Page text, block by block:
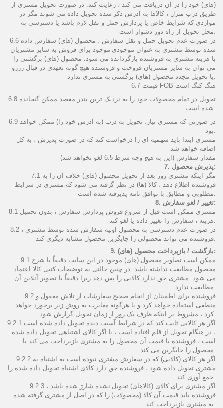
(های) خود را در آن دریافت می کند ، رعایت کند. در صورت تحویل مشتری از
طریق درب منزل ، کالاها به آدرس ذکر شده تحویل داده می شوند مگر در
مواردی که شرایط خاص یا پردازش حمل و نقل لازم باشد یا دسترسی به
محل تحویل از راه دور دشوار است.
6.6 در صورت عدم تحویل حمل و نقل سفارش ، محصول (های) سفارش داده
شده توسط مشتری به عنوان موجودی موجود برای فروش به سایر مشتریان
با هزینه مشتری به فروشنده بازگردانده می شود. محصول (های) برگشتی را
می توان به سایر مشتریان فروخت و فروشنده هیچ گونه تعهدی در قبال رزرو
یا تحویل مجدد محصول (های) برگشتی به مشتری ندارد.
6.7 قیمت FOB هنگ کنگ است
6.8
تحویل در تمام محصولات خود را به نزدیک ترین بندر مقصد ممکن گنجانده
شدهاست.
6.9
در صورتی که مشتری نیاز، تحویل به درب (به آدرس خود را) ممکن خواهد
بود.
مشتری ابتدا باید سهمیه ای را درخواست کند که در صورت پذیرش ، به کل
اضافه خواهد شد
مقدار سفارش (این به هیچ وجه شرط 6.5 لغو نخواهد شد)
7. پذیرش محصول:
7.1 مگر اینکه مشتری روز بعد از تحویل محصول (های) خلاف آن را به
فروشنده اطلاع دهد ، کالا (ها) در نظر گرفته می شود که مشتری در شرایط
مطلوبی و مطابق با توافق نامه پذیرفته شده است.
8. تغییر / لغو سفارش:
8.1 مشتری ممکن است قبل از شروع فروش پردازش سفارش ، بدون تحمیل
هزینه ، سفارش را تغییر داده یا لغو کند.
8.2 در صورت عدم دسترسی به محصول اولیه سفارش شده توسط مشتری ،
فروشنده می تواند محصولی را جایگزین محصول مشابه دیگری کند.
9. بازگشت / بازپرداخت محصول (های):
9.1 ممکن است تصاویر محصول (های) موجود در این سایت دقیقاً با شرح
محصول مطابقت نداشته باشد. در چنین حالتی به توضیحات کتبی کالا اعتماد
می شود. مشتری حق ندارد کالایی را پس دهد زیرا دقیقاً با تصویر آنلاین آن
9.2 فروشنده برای اطمینان از انجام صحیح سفارشات از تلاش معقول و
منطقی استفاده خواهد کرد و با هرگونه مغایرت به روش زیر برخورد خواهد
کرد ، مشروط بر اینکه ظرف یک روز از زمان تحویل گزارش شود:
9.2.1 اگر هر کالایی ثابت کند که در شرایط آسیب دیده تحویل داده شده است
، در هنگام تحویل از قلم افتاده است ، یا اگر کالای اشتباهی تحویل داده شده
است ، فروشنده یا قیمت آن محصول را به مشتری بازپرداخت می کند یا
9.2.2 اگر هر کالای (کالایی) که در سفارش مشتری نبوده است به اشتباه به
مشتری تحویل داده شود ، فروشنده حق دارد کالای اشتباه تحویل داده شده را
9.2.3 اگر مشتری برای کالای (کالاهای) تحویل نشده شارژ شده باشد ،
فروشنده باید قیمت آن کالا (محصولات) را که در اصل از مشتری گرفته شده